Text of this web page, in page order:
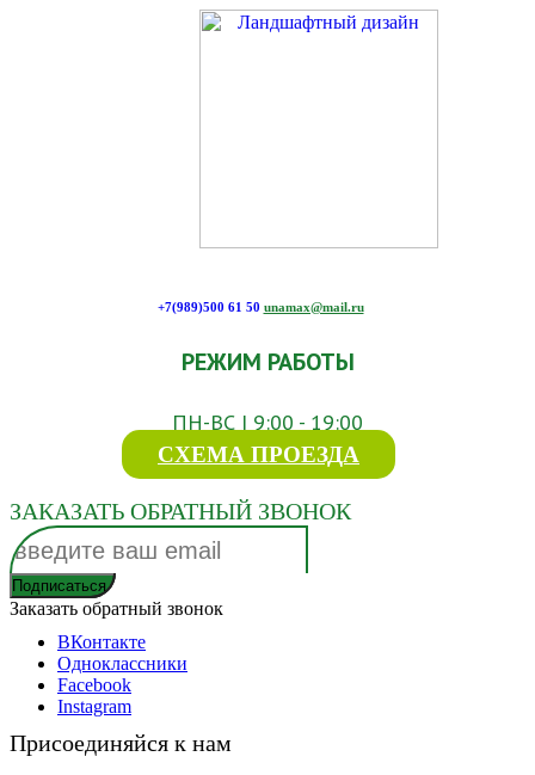
+7(989)500 61 50 unamax@mail.ru
РЕЖИМ РАБОТЫ
ПН-ВС | 9:00 - 19:00
СХЕМА ПРОЕЗДА
ЗАКАЗАТЬ ОБРАТНЫЙ ЗВОНОК
Заказать обратный звонок
ВКонтакте
Одноклассники
Facebook
Instagram
Присоединяйся к нам